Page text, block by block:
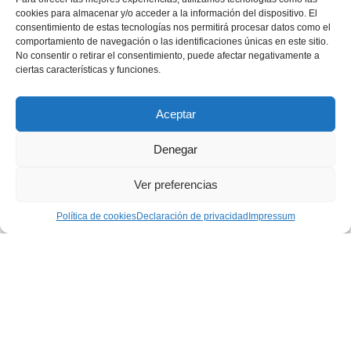
cookies para almacenar y/o acceder a la información del dispositivo. El
consentimiento de estas tecnologías nos permitirá procesar datos como el
comportamiento de navegación o las identificaciones únicas en este sitio.
No consentir o retirar el consentimiento, puede afectar negativamente a
ciertas características y funciones.
Aceptar
Denegar
Ver preferencias
Política de cookiesDeclaración de privacidad Impressum
21 mayo 2020|Centros Juveniles,Pastoral
Juvenil
Por Salesianos Cartagena A finales del mes de
abril, Educo puso a disposición de diversas
entidades un fondo para la...
Página 8 de 8
...